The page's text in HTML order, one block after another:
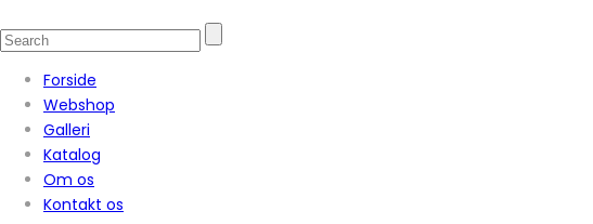
Forside
Webshop
Galleri
Katalog
Om os
Kontakt os